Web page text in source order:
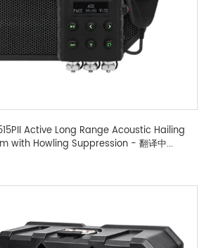
Active Long Range Acoustic Hailing
with Howling Suppression - 翻译中...